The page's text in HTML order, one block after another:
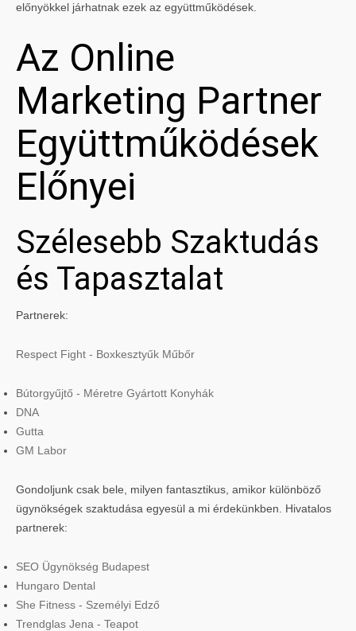
előnyökkel járhatnak ezek az együttműködések.
Az Online
Marketing Partner
Együttműködések
Előnyei
Szélesebb Szaktudás
és Tapasztalat
Partnerek:
Respect Fight - Boxkesztyűk Műbőr
Bútorgyűjtő - Méretre Gyártott Konyhák
DNA
Gutta
GM Labor
Gondoljunk csak bele, milyen fantasztikus, amikor különböző
ügynökségek szaktudása egyesül a mi érdekünkben. Hivatalos
partnerek:
SEO Ügynökség Budapest
Hungaro Dental
She Fitness - Személyi Edző
Trendglas Jena - Teapot